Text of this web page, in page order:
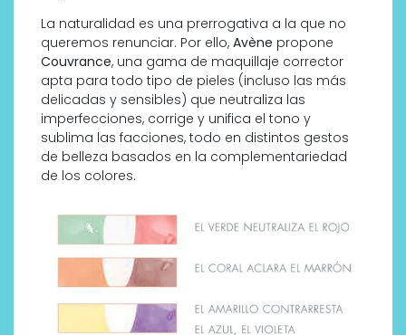
La naturalidad es una prerrogativa a la que no
queremos renunciar. Por ello, Avène propone
Couvrance, una gama de maquillaje corrector
apta para todo tipo de pieles (incluso las más
delicadas y sensibles) que neutraliza las
imperfecciones, corrige y unifica el tono y
sublima las facciones, todo en distintos gestos
de belleza basados en la complementariedad
de los colores.